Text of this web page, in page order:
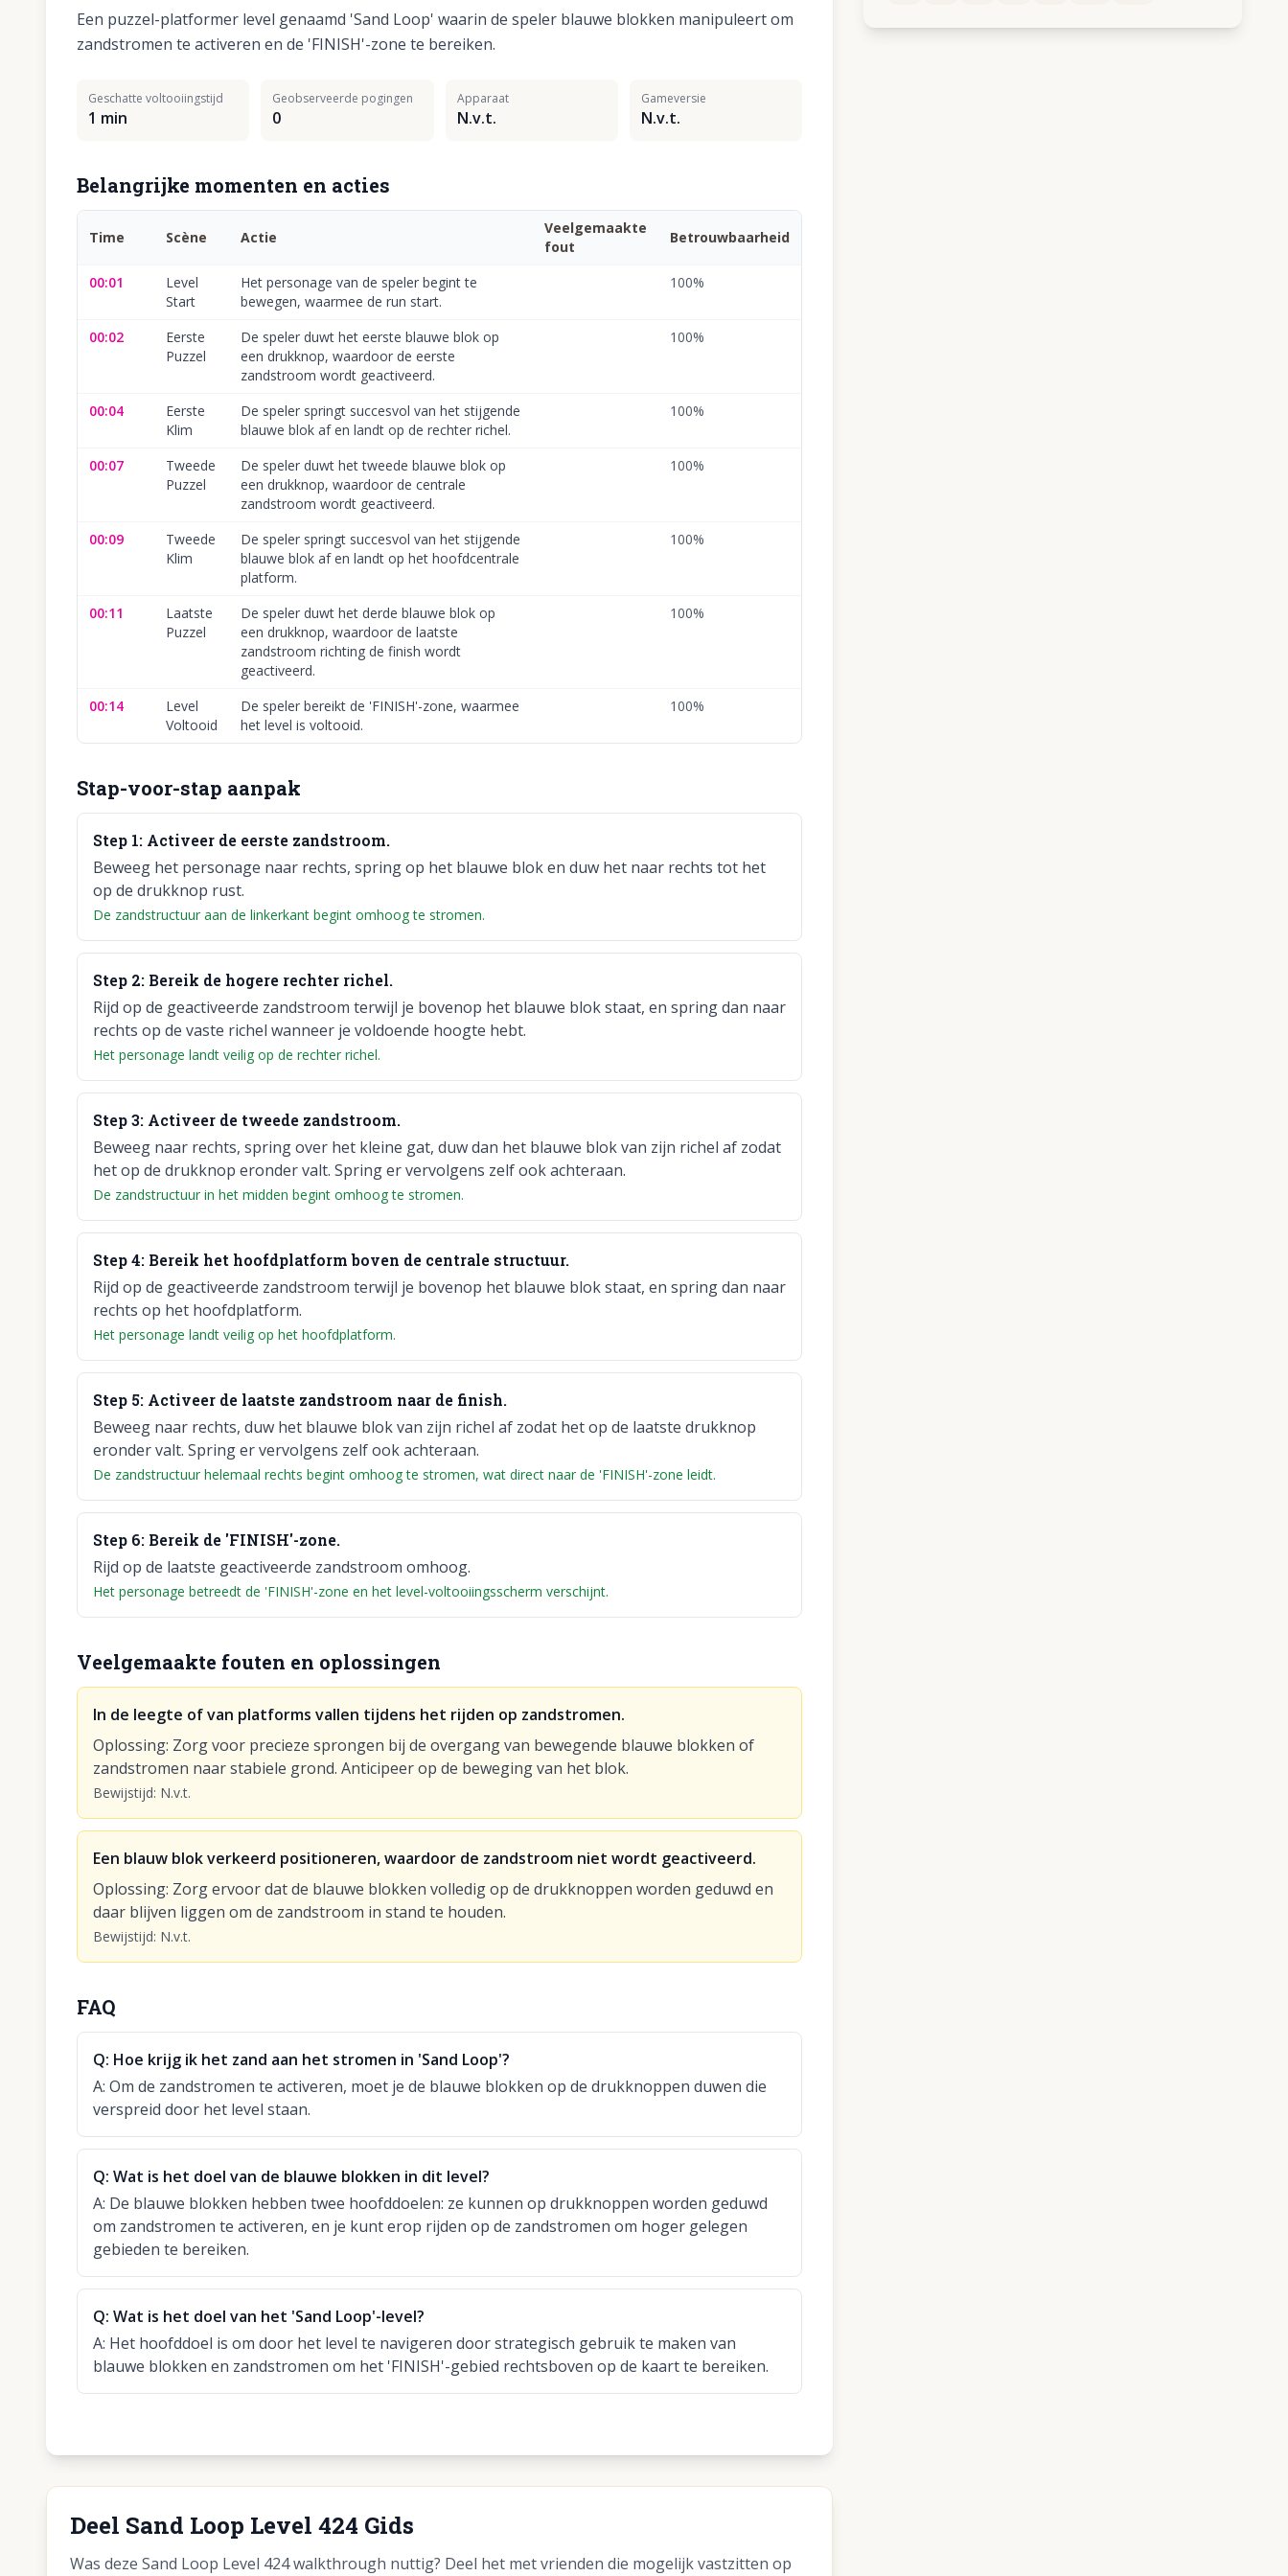
Een puzzel-platformer level genaamd 'Sand Loop' waarin de speler blauwe blokken manipuleert om
zandstromen te activeren en de 'FINISH'-zone te bereiken.
Geschatte voltooiingstijd
1 min
Geobserveerde pogingen
0
Apparaat
N.v.t.
Gameversie
N.v.t.
Belangrijke momenten en acties
Time Scène Actie
Veelgemaakte
fout
Betrouwbaarheid
00:01
Level
Start
Het personage van de speler begint te
bewegen, waarmee de run start.
100%
00:02
Eerste
Puzzel
De speler duwt het eerste blauwe blok op
een drukknop, waardoor de eerste
zandstroom wordt geactiveerd.
100%
00:04
Eerste
Klim
De speler springt succesvol van het stijgende
blauwe blok af en landt op de rechter richel.
100%
00:07
Tweede
Puzzel
De speler duwt het tweede blauwe blok op
een drukknop, waardoor de centrale
zandstroom wordt geactiveerd.
100%
00:09
Tweede
Klim
De speler springt succesvol van het stijgende
blauwe blok af en landt op het hoofdcentrale
platform.
100%
00:11
Laatste
Puzzel
De speler duwt het derde blauwe blok op
een drukknop, waardoor de laatste
zandstroom richting de finish wordt
geactiveerd.
100%
00:14
Level
Voltooid
De speler bereikt de 'FINISH'-zone, waarmee
het level is voltooid.
100%
Stap-voor-stap aanpak
Step 1: Activeer de eerste zandstroom.
Beweeg het personage naar rechts, spring op het blauwe blok en duw het naar rechts tot het
op de drukknop rust.
De zandstructuur aan de linkerkant begint omhoog te stromen.
Step 2: Bereik de hogere rechter richel.
Rijd op de geactiveerde zandstroom terwijl je bovenop het blauwe blok staat, en spring dan naar
rechts op de vaste richel wanneer je voldoende hoogte hebt.
Het personage landt veilig op de rechter richel.
Step3: Activeer de tweede zandstroom.
Beweeg naar rechts, spring over het kleine gat, duw dan het blauwe blok van zijn richel af zodat
het op de drukknop eronder valt. Spring er vervolgens zelf ook achteraan.
De zandstructuur in het midden begint omhoog te stromen.
Step4: Bereik het hoofdplatform boven de centrale structuur.
Rijd op de geactiveerde zandstroom terwijl je bovenop het blauwe blok staat, en spring dan naar
rechts op het hoofdplatform.
Het personage landt veilig op het hoofdplatform.
Step 5: Activeer de laatste zandstroom naar de finish.
Beweeg naar rechts, duw het blauwe blok van zijn richel af zodat het op de laatste drukknop
eronder valt. Spring er vervolgens zelf ook achteraan.
De zandstructuur helemaal rechts begint omhoog te stromen, wat direct naar de 'FINISH'-zone leidt.
Step 6: Bereik de 'FINISH'-zone.
Rijd op de laatste geactiveerde zandstroom omhoog.
Het personage betreedt de 'FINISH'-zone en het level-voltooiingsscherm verschijnt.
Veelgemaakte fouten en oplossingen
In de leegte of van platforms vallen tijdens het rijden op zandstromen.
Oplossing: Zorg voor precieze sprongen bij de overgang van bewegende blauwe blokken of
zandstromen naar stabiele grond. Anticipeer op de beweging van het blok.
Bewijstijd: N.v.t.
Een blauw blok verkeerd positioneren, waardoor de zandstroom niet wordt geactiveerd.
Oplossing: Zorg ervoor dat de blauwe blokken volledig op de drukknoppen worden geduwd en
daar blijven liggen om de zandstroom in stand te houden.
Bewijstijd: N.v.t.
FAQ
Q: Hoe krijg ik het zand aan het stromen in 'Sand Loop'?
A: Om de zandstromen te activeren, moet je de blauwe blokken op de drukknoppen duwen die
verspreid door het level staan.
Q: Wat is het doel van de blauwe blokken in dit level?
A: De blauwe blokken hebben twee hoofddoelen: ze kunnen op drukknoppen worden geduwd
om zandstromen te activeren, en je kunt erop rijden op de zandstromen om hoger gelegen
gebieden te bereiken.
Q: Wat is het doel van het 'Sand Loop'-level?
A: Het hoofddoel is om door het level te navigeren door strategisch gebruik te maken van
blauwe blokken en zandstromen om het 'FINISH'-gebied rechtsboven op de kaart te bereiken.
Deel Sand Loop Level 424 Gids
Was deze Sand Loop Level 424 walkthrough nuttig? Deel het met vrienden die mogelijk vastzitten op